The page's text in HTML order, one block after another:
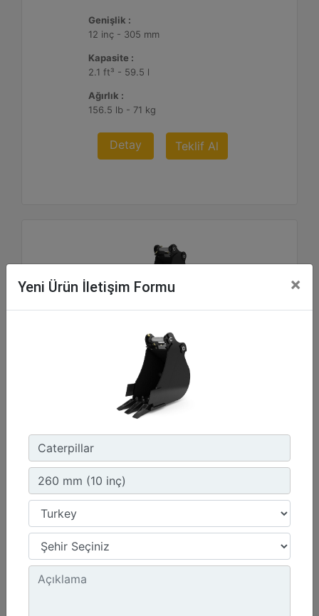
Genişlik :
12 inç - 305 mm
Kapasite :
2.1 ft³ - 59.5 l
Ağırlık :
156.5 lb - 71 kg
Detay Teklif Al
260 mm (10 inç)
Genişlik :
10.2 inç - 260 mm
Kapasite :
1.2 ft³ - 34 l
Ağırlık :
Yeni Ürün İletişim Formu ×